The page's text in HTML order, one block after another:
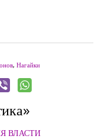
, Нагайки
ВЛАСТИ